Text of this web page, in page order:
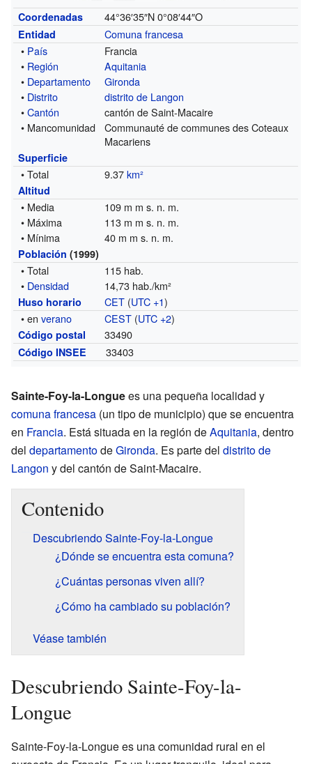
Coordenadas 44°36′35″N 0°08′44″O
Entidad
Comuna francesa
• País
Francia
• Región
Aquitania
• Departamento
Gironda
• Distrito
distrito de Langon
•Cantón
cantón de Saint-Macaire
• Mancomunidad
Communauté de communes des Coteaux
Macariens
Superficie
• Total 9.37km²
Altitud
• Media
109 m m s. n. m.
• Máxima
113 m m s. n. m.
• Mínima
40 m m s. n. m.
Población (1999)
• Total
115 hab.
• Densidad 14,73 hab./km²
Huso horario CET (UTC +1)
• enverano CEST (UTC +2)
Código postal 33490
Código INSEE 33403
Sainte-Foy-la-Longuees una pequeña localidad y
comuna francesa (un tipo de municipio) que se encuentra
en Francia. Está situada en la región deAquitania, dentro
del departamentodeGironda. Es parte del distrito de
Langon y del cantón de Saint-Macaire.
Contenido
Descubriendo Sainte-Foy-la-Longue
¿Dónde se encuentra esta comuna?
¿Cuántas personas viven allí?
¿Cómo ha cambiado su población?
Véase también
Descubriendo Sainte-Foy-la-
Longue
Sainte-Foy-la-Longue es una comunidad rural en el